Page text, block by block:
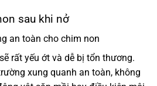
sau khi nở
an toàn cho chim non
rất yếu ớt và dễ bị tổn thương.
xung quanh an toàn, không